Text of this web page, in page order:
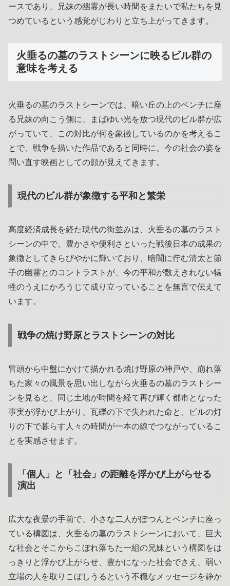
ースであり、兄妹の幽霊が長い時間をまたいで私たちを見
つめているという感覚がじわりと立ち上がってきます。
火垂るの墓のラストシーンに映るビル群の
意味を考える
火垂るの墓のラストシーンでは、暗い丘の上のベンチに座
る兄妹の向こう側に、まばゆい光を放つ現代のビル群が広
がっていて、この対比が何を象徴しているのかを考えるこ
とで、戦争を描いた作品であると同時に、今の社会の姿を
問い直す映画としての顔が見えてきます。
現代のビル群が象徴する平和と繁栄
高度経済成長を経た現代の街並みは、火垂るの墓のラスト
シーンの中で、豊かさや便利さといった戦後日本の成果の
象徴としてきらびやかに輝いており、暗闇に佇む清太と節
子の幽霊とのコントラストが、今の平和が数えきれない犠
牲のうえにかろうじて成り立っていることを無言で伝えて
います。
戦争の焼け野原とラストシーンの対比
冒頭から中盤にかけて描かれる焼け野原の神戸や、崩れ落
ちた家々の風景を思い出しながら火垂るの墓のラストシー
ンを見ると、同じ土地が時間を経て再び輝く都市となった
事実が浮かび上がり、瓦礫の下で失われた命と、ビルの灯
りの下で暮らす人々の時間が一本の線でつながっているこ
とを実感させます。
「個人」と「社会」の距離を浮かび上がらせる
演出
広大な夜景の手前で、小さな二人がぽつんとベンチに座っ
ている構図は、火垂るの墓のラストシーンにおいて、巨大
な社会とそこからこぼれ落ちた一組の兄妹という構図をは
っきりと浮かび上がらせ、豊かになった社会でさえ、弱い
立場の人を取りこぼしうるという不穏なメッセージを静か